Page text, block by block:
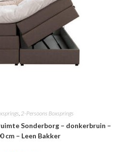
2-Persoons Boxsprings
Sonderborg – donkerbruin –
cm – Leen Bakker